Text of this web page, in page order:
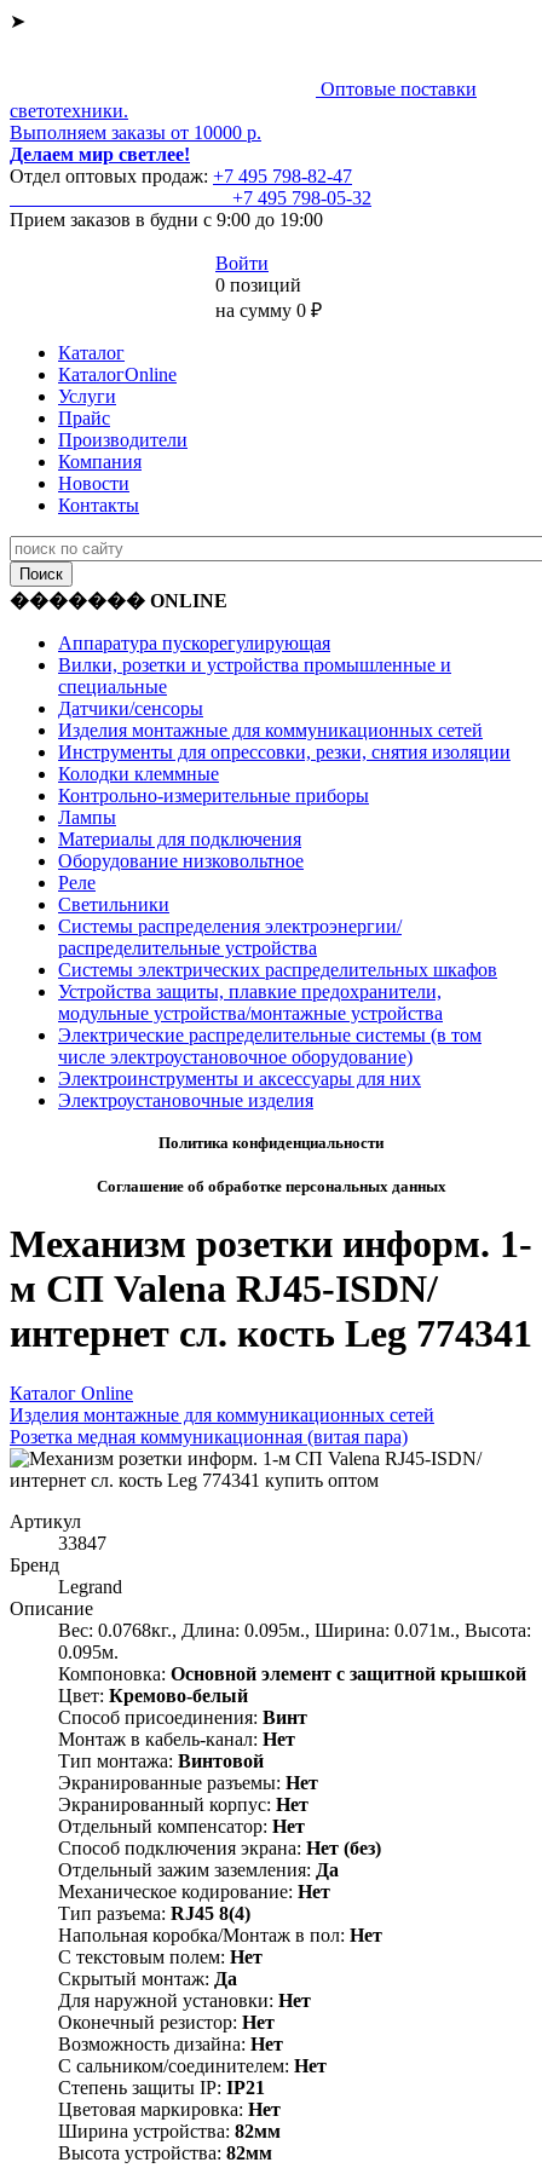
➤
Оптовые поставки
светотехники.
Выполняем заказы от 10000 р.
Делаем мир светлее!
Отдел оптовых продаж: +7 495 798-82-47
+7 495 798-05-32
Прием заказов в будни с 9:00 до 19:00
Войти
0 позиций
на сумму 0 ₽
Каталог
КаталогOnline
Услуги
Прайс
Производители
Компания
Новости
Контакты
������� ONLINE
Аппаратура пускорегулирующая
Вилки, розетки и устройства промышленные и
специальные
Датчики/сенсоры
Изделия монтажные для коммуникационных сетей
Инструменты для опрессовки, резки, снятия изоляции
Колодки клеммные
Контрольно-измерительные приборы
Лампы
Материалы для подключения
Оборудование низковольтное
Реле
Светильники
Системы распределения электроэнергии/
распределительные устройства
Системы электрических распределительных шкафов
Устройства защиты, плавкие предохранители,
модульные устройства/монтажные устройства
Электрические распределительные системы (в том
числе электроустановочное оборудование)
Электроинструменты и аксессуары для них
Электроустановочные изделия
Политика конфиденциальности
Соглашение об обработке персональных данных
Механизм розетки информ. 1-
м СП Valena RJ45-ISDN/
интернет сл. кость Leg 774341
Каталог Online
Изделия монтажные для коммуникационных сетей
Розетка медная коммуникационная (витая пара)
Артикул
33847
Бренд
Legrand
Описание
Вес: 0.0768кг., Длина: 0.095м., Ширина: 0.071м., Высота:
0.095м.
Компоновка: Основной элемент с защитной крышкой
Цвет: Кремово-белый
Способ присоединения: Винт
Монтаж в кабель-канал: Нет
Тип монтажа: Винтовой
Экранированные разъемы: Нет
Экранированный корпус: Нет
Отдельный компенсатор: Нет
Способ подключения экрана: Нет (без)
Отдельный зажим заземления: Да
Механическое кодирование: Нет
Тип разъема: RJ45 8(4)
Напольная коробка/Монтаж в пол: Нет
С текстовым полем: Нет
Скрытый монтаж: Да
Для наружной установки: Нет
Оконечный резистор: Нет
Возможность дизайна: Нет
С сальником/соединителем: Нет
Степень защиты IP: IP21
Цветовая маркировка: Нет
Ширина устройства: 82мм
Высота устройства: 82мм